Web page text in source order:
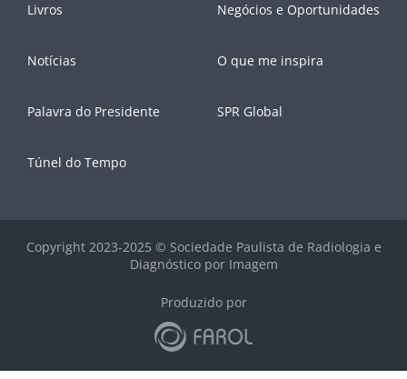
Livros Negócios e Oportunidades
Notícias O que me inspira
Palavra do Presidente SPR Global
Túnel do Tempo
Copyright 2023-2025 © Sociedade Paulista de Radiologia e
Diagnóstico por Imagem
Produzido por